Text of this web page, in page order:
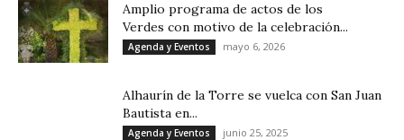
Amplio programa de actos de los
Verdes con motivo de la celebración...
Agenda y Eventos mayo 6, 2026
Alhaurín de la Torre se vuelca con San Juan
Bautista en...
Agenda y Eventos junio 25, 2025